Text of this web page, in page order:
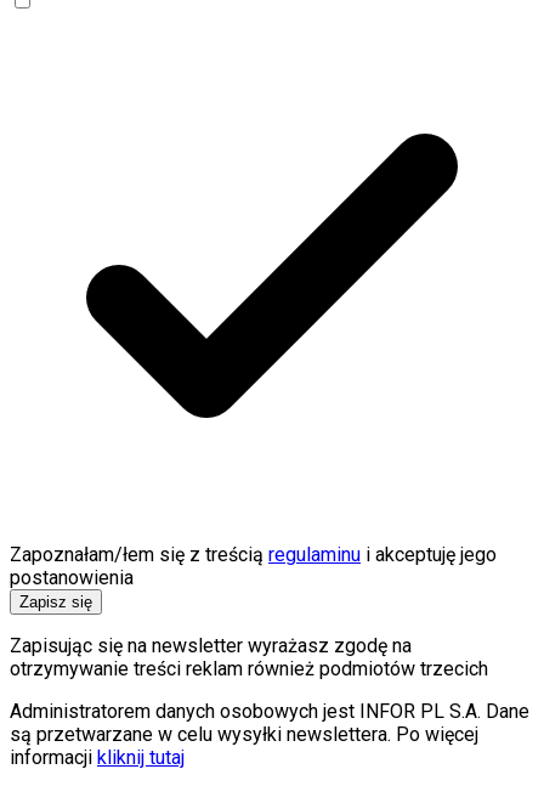
Zapoznałam/łem się z treścią regulaminu i akceptuję jego
postanowienia
Zapisz się
Zapisując się na newsletter wyrażasz zgodę na
otrzymywanie treści reklam również podmiotów trzecich
Administratorem danych osobowych jest INFOR PL S.A. Dane
są przetwarzane w celu wysyłki newslettera. Po więcej
informacji kliknij tutaj